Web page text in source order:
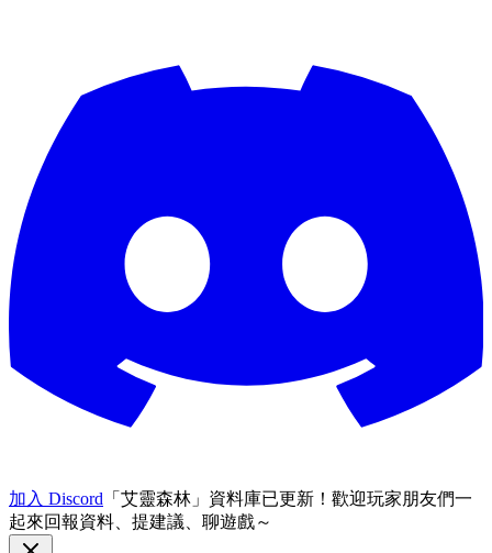
加入 Discord 「艾靈森林」資料庫已更新！歡迎玩家朋友們一
起來回報資料、提建議、聊遊戲～